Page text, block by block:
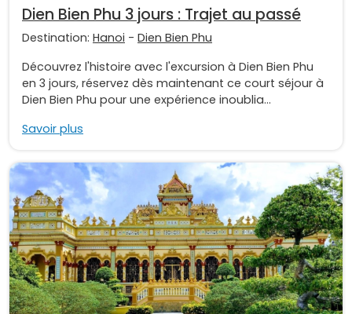
Dien Bien Phu 3 jours : Trajet au passé
Destination: Hanoi - Dien Bien Phu
Découvrez l'histoire avec l'excursion à Dien Bien Phu
en 3 jours, réservez dès maintenant ce court séjour à
Dien Bien Phu pour une expérience inoublia...
Savoir plus